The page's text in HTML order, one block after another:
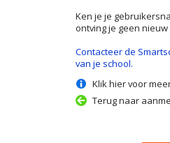
Ken je je
ontving je geen
Contacteer de
van je school.
Klik hier voor
Terug naar